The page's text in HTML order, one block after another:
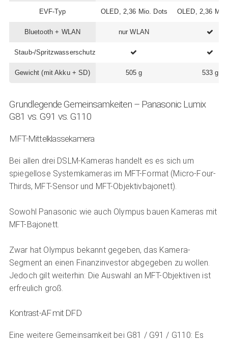
EVF-Typ
Bluetooth + WLAN
Staub-/Spritzwasserschutz
Gewicht (mit Akku + SD)
OLED, 2,36 Mio. Dots
nur WLAN
505 g
OLED, 2,36
533 g
Grundlegende Gemeinsamkeiten – Panasonic Lumix
G81 vs. G91 vs. G110
MFT-Mittelklassekamera
Bei allen drei DSLM-Kameras handelt es es sich um
spiegellose Systemkameras im MFT-Format (Micro-Four-
Thirds, MFT-Sensor und MFT-Objektivbajonett).
Sowohl Panasonic wie auch Olympus bauen Kameras mit
MFT-Bajonett.
Zwar hat Olympus bekannt gegeben, das Kamera-
Segment an einen Finanzinvestor abgegeben zu wollen.
Jedoch gilt weiterhin: Die Auswahl an MFT-Objektiven ist
erfreulich groß.
Kontrast-AF mit DFD
Eine weitere Gemeinsamkeit bei G81 / G91 / G110: Es